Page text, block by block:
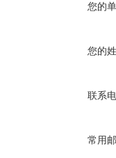
您的
您的
联系
常用